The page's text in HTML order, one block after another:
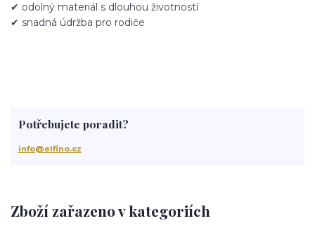
✔ odolný materiál s dlouhou životností
✔ snadná údržba pro rodiče
Zboží zařazeno v kategoriích
Potřebujete poradit?
info@elfino.cz